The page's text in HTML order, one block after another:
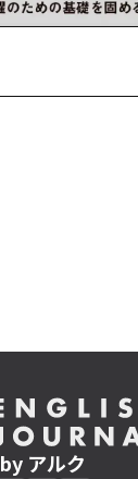
by アルク